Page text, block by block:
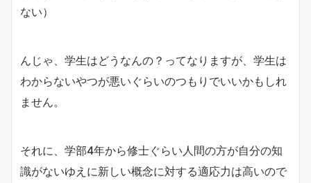
ない）
んじゃ、学生はどうなんの？ってなりますが、学生は
わからないやつが悪いぐらいのつもりでいいかもしれ
ません。
それに、学部4年から修士ぐらい人間の方が自分の知
識がないゆえに新しい概念に対する適応力は高いので